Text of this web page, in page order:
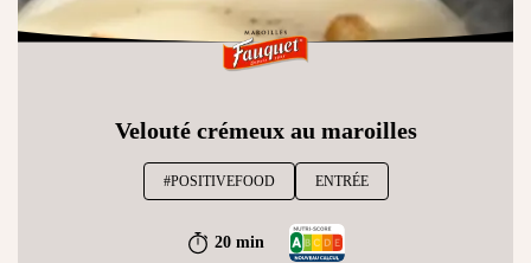
Velouté crémeux au maroilles
#POSITIVEFOOD ENTRÉE
20 min